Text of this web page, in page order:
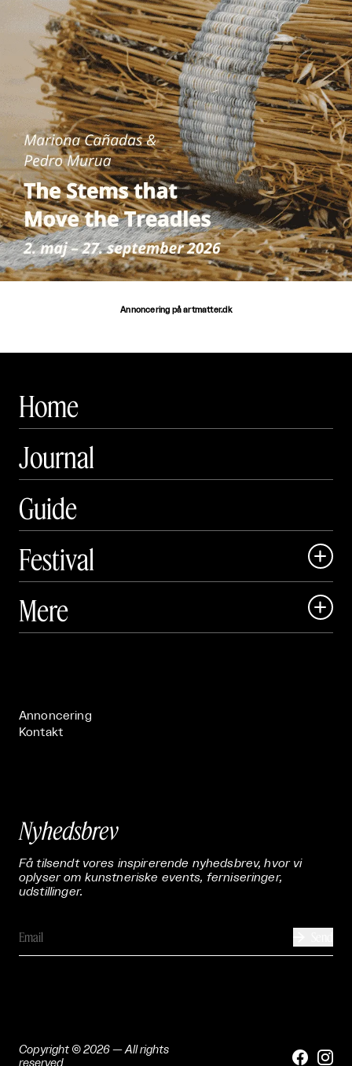
Annoncering på artmatter.dk
Home
Journal
Guide
Festival

 Art Matter Festival
Mere 
Annoncering
Kontakt
Nyhedsbrev
Få tilsendt vores inspirerende nyhedsbrev, hvor vi
oplyser om kunstneriske events, ferniseringer,
udstillinger.
Copyright © 2026 — All rights
reserved
 